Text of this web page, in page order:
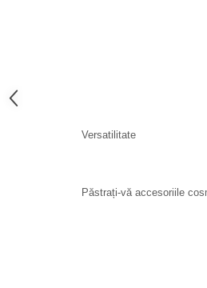
Versatilitate
Păstrați-vă accesoriile